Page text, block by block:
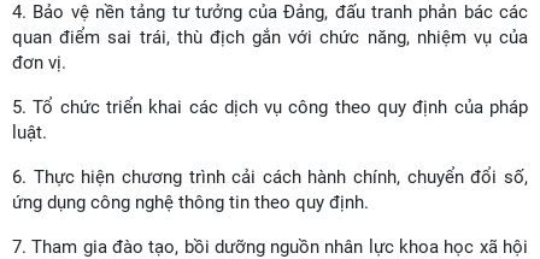
4. Bảo vệ nền tảng tư tưởng của Đảng, đấu tranh phản bác các
quan điểm sai trái, thù địch gắn với chức năng, nhiệm vụ của
đơn vị.
5. Tổ chức triển khai các dịch vụ công theo quy định của pháp
luật.
6. Thực hiện chương trình cải cách hành chính, chuyển đổi số,
ứng dụng công nghệ thông tin theo quy định.
7. Tham gia đào tạo, bồi dưỡng nguồn nhân lực khoa học xã hội